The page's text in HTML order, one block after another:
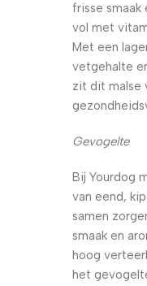
frisse smaak
vol met
Met een
vetgehalte
zit dit malse
Gevogelte
Bij Yourdog
van eend,
samen
smaak en
hoog
het